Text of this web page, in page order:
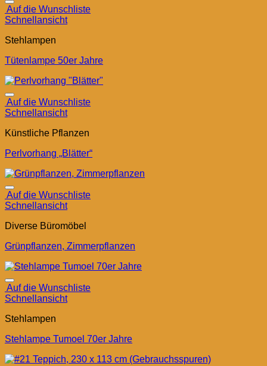
Auf die Wunschliste
Schnellansicht
Stehlampen
Tütenlampe 50er Jahre
Auf die Wunschliste
Schnellansicht
Künstliche Pflanzen
Perlvorhang „Blätter“
Auf die Wunschliste
Schnellansicht
Diverse Büromöbel
Grünpflanzen, Zimmerpflanzen
Auf die Wunschliste
Schnellansicht
Stehlampen
Stehlampe Tumoel 70er Jahre